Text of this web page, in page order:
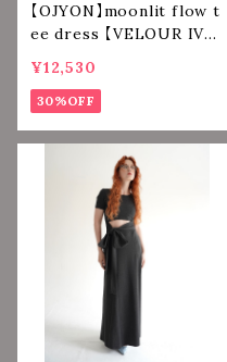
【OJYON】moonlit flow t
ee dress 【VELOUR IVO
¥12,530
30%OFF